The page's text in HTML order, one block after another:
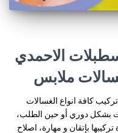
الاحمدي
كافة انواع الغسالات
بشكل دوري أو حين الطلب،
بإتقان و مهارة، اصلاح